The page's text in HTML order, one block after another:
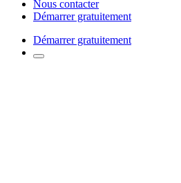
Nous contacter
Démarrer gratuitement
Démarrer gratuitement